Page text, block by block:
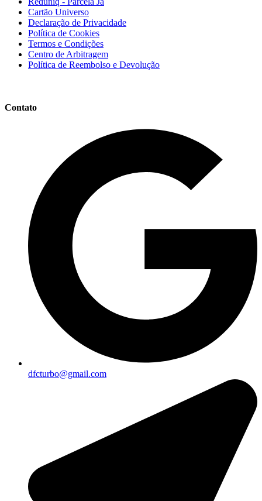
Cartão Universo
Declaração de Privacidade
Política de Cookies
Termos e Condições
Centro de Arbitragem
Política de Reembolso e Devolução
Contato
dfcturbo@gmail.com